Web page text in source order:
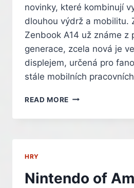
novinky, které kombinují
dlouhou výdrž a mobilitu.
Zenbook A14 už známe z
generace, zcela nová je
displejem, určená pro
stále mobilních
READ MORE ZAPOMEŇTE
MACBOOK.
VYŠŠÍ
ÚROVEŇ,
HRY
Nintendo of